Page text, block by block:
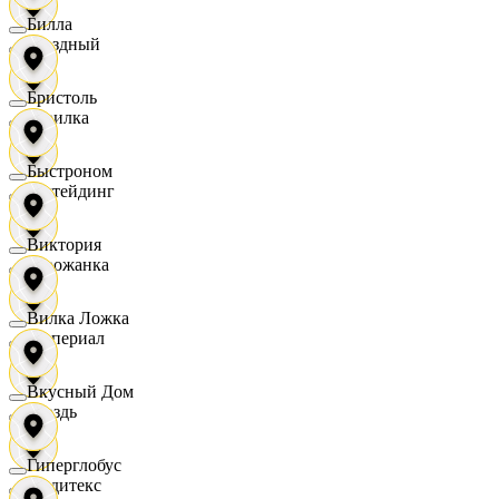
Звездный
Горилка
Ижтейдинг
Горожанка
Империал
Гроздь
Индитекс
Билла
Бристоль
Быстроном
Виктория
Вилка Ложка
Вкусный Дом
Гиперглобус